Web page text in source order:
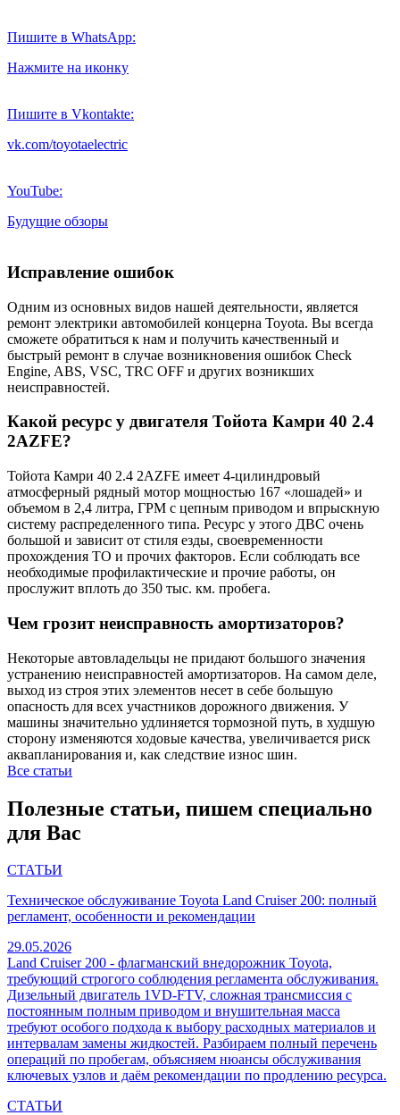
Пишите в WhatsApp:
Нажмите на иконку
Пишите в Vkontakte:
vk.com/toyotaelectric
YouTube:
Будущие обзоры
Исправление ошибок
Одним из основных видов нашей деятельности, является
ремонт электрики автомобилей концерна Toyota. Вы всегда
сможете обратиться к нам и получить качественный и
быстрый ремонт в случае возникновения ошибок Check
Engine, ABS, VSC, TRC OFF и других возникших
неисправностей.
Какой ресурс у двигателя Тойота Камри 40 2.4
2AZFE?
Тойота Камри 40 2.4 2AZFE имеет 4-цилиндровый
атмосферный рядный мотор мощностью 167 «лошадей» и
объемом в 2,4 литра, ГРМ с цепным приводом и впрыскную
систему распределенного типа. Ресурс у этого ДВС очень
большой и зависит от стиля езды, своевременности
прохождения ТО и прочих факторов. Если соблюдать все
необходимые профилактические и прочие работы, он
прослужит вплоть до 350 тыс. км. пробега.
Чем грозит неисправность амортизаторов?
Некоторые автовладельцы не придают большого значения
устранению неисправностей амортизаторов. На самом деле,
выход из строя этих элементов несет в себе большую
опасность для всех участников дорожного движения. У
машины значительно удлиняется тормозной путь, в худшую
сторону изменяются ходовые качества, увеличивается риск
аквапланирования и, как следствие износ шин.
Все статьи
Полезные статьи, пишем специально
для Вас
СТАТЬИ
Техническое обслуживание Toyota Land Cruiser 200: полный
регламент, особенности и рекомендации
29.05.2026
Land Cruiser 200 - флагманский внедорожник Toyota,
требующий строгого соблюдения регламента обслуживания.
Дизельный двигатель 1VD-FTV, сложная трансмиссия с
постоянным полным приводом и внушительная масса
требуют особого подхода к выбору расходных материалов и
интервалам замены жидкостей. Разбираем полный перечень
операций по пробегам, объясняем нюансы обслуживания
ключевых узлов и даём рекомендации по продлению ресурса.
СТАТЬИ